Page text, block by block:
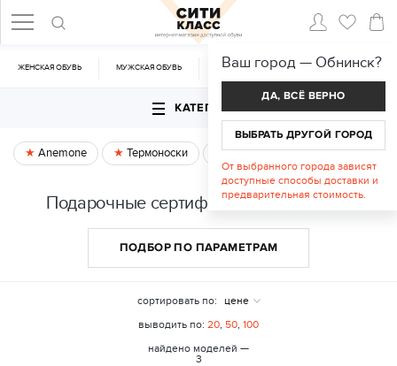
ЖЕНСКАЯ ОБУВЬ МУЖСКАЯ ОБУВЬ CУМКИ АКСЕССУАРЫ
КАТЕГОРИИ
Anemone Термоноски Спецпредложение
Подарочные сертификаты в Обнинске
ПОДБОР ПО ПАРАМЕТРАМ
сортировать по:
цене
выводить по: 20, 50, 100
найдено моделей —
3
Ваш город — Обнинск?
ДА, ВСЁ ВЕРНО
ВЫБРАТЬ ДРУГОЙ ГОРОД
От выбранного города зависят
доступные способы доставки и
предварительная стоимость.